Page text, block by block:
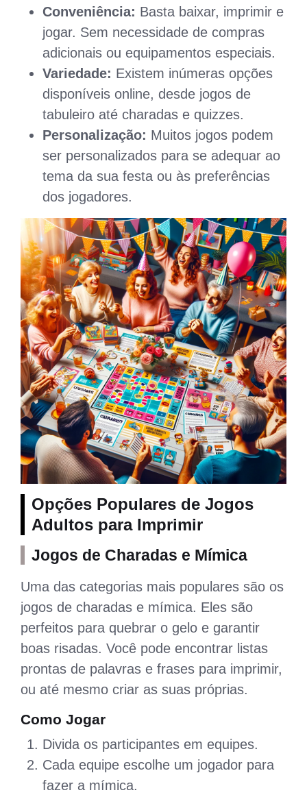
Conveniência: Basta baixar, imprimir e
jogar. Sem necessidade de compras
adicionais ou equipamentos especiais.
Variedade: Existem inúmeras opções
disponíveis online, desde jogos de
tabuleiro até charadas e quizzes.
Personalização: Muitos jogos podem
ser personalizados para se adequar ao
tema da sua festa ou às preferências
dos jogadores.
Opções Populares de Jogos
Adultos para Imprimir
Jogos de Charadas e Mímica
Uma das categorias mais populares são os
jogos de charadas e mímica. Eles são
perfeitos para quebrar o gelo e garantir
boas risadas. Você pode encontrar listas
prontas de palavras e frases para imprimir,
ou até mesmo criar as suas próprias.
Como Jogar
Divida os participantes em equipes.
Cada equipe escolhe um jogador para
fazer a mímica.